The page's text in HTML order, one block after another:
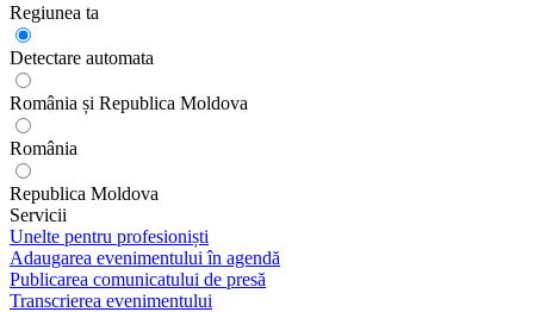
Regiunea ta
Detectare automata
România și Republica Moldova
România
Republica Moldova
Servicii
Unelte pentru profesioniști
Adaugarea evenimentului în agendă
Publicarea comunicatului de presă
Transcrierea evenimentului